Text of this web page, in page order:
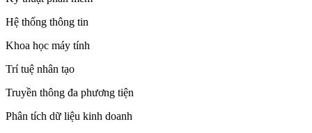
Hệ thống thông tin
Khoa học máy tính
Trí tuệ nhân tạo
Truyền thông đa phương tiện
Phân tích dữ liệu kinh doanh